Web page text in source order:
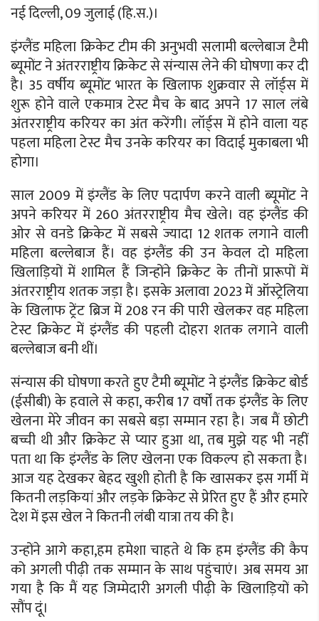
नई दिल्ली, 09 जुलाई (हि.स.)।
इंग्लैंड महिला क्रिकेट टीम की अनुभवी सलामी बल्लेबाज टैमी
ब्यूमोंट ने अंतरराष्ट्रीय क्रिकेट से संन्यास लेने की घोषणा कर दी
है। 35 वर्षीय ब्यूमोंट भारत के खिलाफ शुक्रवार से लॉर्ड्स में
शुरू होने वाले एकमात्र टेस्ट मैच के बाद अपने 17 साल लंबे
अंतरराष्ट्रीय करियर का अंत करेंगी। लॉर्ड्स में होने वाला यह
पहला महिला टेस्ट मैच उनके करियर का विदाई मुकाबला भी
होगा।
साल 2009 में इंग्लैंड के लिए पदार्पण करने वाली ब्यूमोंट ने
अपने करियर में 260 अंतरराष्ट्रीय मैच खेले। वह इंग्लैंड की
ओर से वनडे क्रिकेट में सबसे ज्यादा 12 शतक लगाने वाली
महिला बल्लेबाज हैं। वह इंग्लैंड की उन केवल दो महिला
खिलाड़ियों में शामिल हैं जिन्होंने क्रिकेट के तीनों प्रारूपों में
अंतरराष्ट्रीय शतक जड़ा है। इसके अलावा 2023 में ऑस्ट्रेलिया
के खिलाफ ट्रेंट ब्रिज में 208 रन की पारी खेलकर वह महिला
टेस्ट क्रिकेट में इंग्लैंड की पहली दोहरा शतक लगाने वाली
बल्लेबाज बनी थीं।
संन्यास की घोषणा करते हुए टैमी ब्यूमोंट ने इंग्लैंड क्रिकेट बोर्ड
(ईसीबी) के हवाले से कहा, करीब 17 वर्षों तक इंग्लैंड के लिए
खेलना मेरे जीवन का सबसे बड़ा सम्मान रहा है। जब मैं छोटी
बच्ची थी और क्रिकेट से प्यार हुआ था, तब मुझे यह भी नहीं
पता था कि इंग्लैंड के लिए खेलना एक विकल्प हो सकता है।
आज यह देखकर बेहद खुशी होती है कि खासकर इस गर्मी में
कितनी लड़कियां और लड़के क्रिकेट से प्रेरित हुए हैं और हमारे
देश में इस खेल ने कितनी लंबी यात्रा तय की है।
उन्होंने आगे कहा,हम हमेशा चाहते थे कि हम इंग्लैंड की कैप
को अगली पीढ़ी तक सम्मान के साथ पहुंचाएं। अब समय आ
गया है कि मैं यह जिम्मेदारी अगली पीढ़ी के खिलाड़ियों को
सौंप दूं।